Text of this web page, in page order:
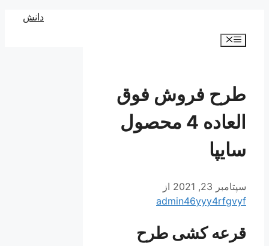
دانش
فهرست
طرح فروش فوق
العاده 4 محصول
سایپا
سپتامبر 23, 2021
از
admin46yyy4rfgvyf
قرعه کشی طرح